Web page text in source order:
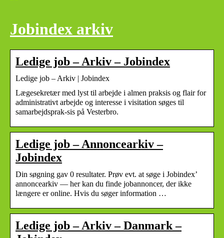
Jobindex arkiv
Ledige job – Arkiv – Jobindex
Ledige job – Arkiv | Jobindex
Lægesekretær med lyst til arbejde i almen praksis og flair for
administrativt arbejde og interesse i visitation søges til
samarbejdsprak-sis på Vesterbro.
Ledige job – Annoncearkiv –
Jobindex
Din søgning gav 0 resultater. Prøv evt. at søge i Jobindex’
annoncearkiv — her kan du finde jobannoncer, der ikke
længere er online. Hvis du søger information …
Ledige job – Arkiv – Danmark –